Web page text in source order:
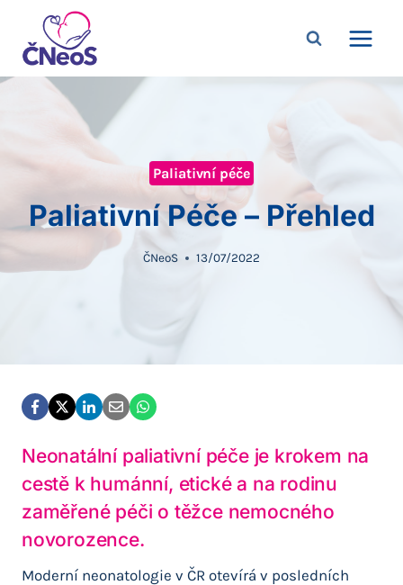
Přeskočit
obsah
Paliativní péče
Paliativní Péče – Přehled
ČNeoS 13/07/2022
Neonatální paliativní péče je krokem na
cestě k humánní, etické a na rodinu
zaměřené péči o těžce nemocného
novorozence.
Moderní neonatologie v ČR otevírá v posledních